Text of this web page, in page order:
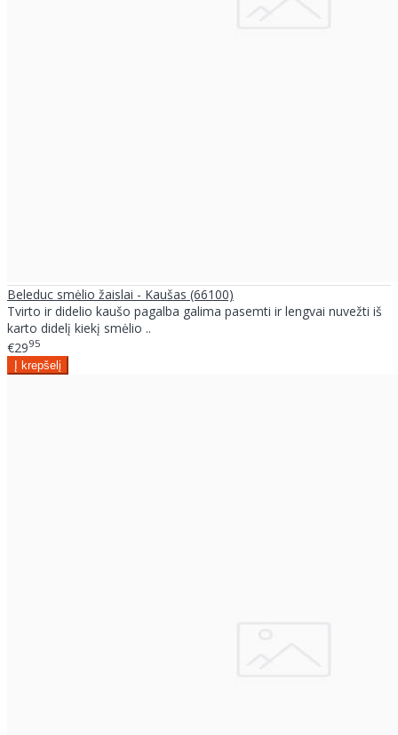
Beleduc smėlio žaislai - Kaušas (66100)
Tvirto ir didelio kaušo pagalba galima pasemti ir lengvai nuvežti iš
karto didelį kiekį smėlio ..
€2995